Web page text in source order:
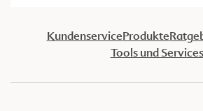
KundenserviceProdukte
Tools und Services